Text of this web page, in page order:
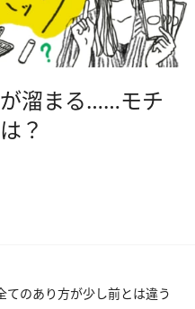
溜まる……モチ
？
のあり方が少し前とは違う